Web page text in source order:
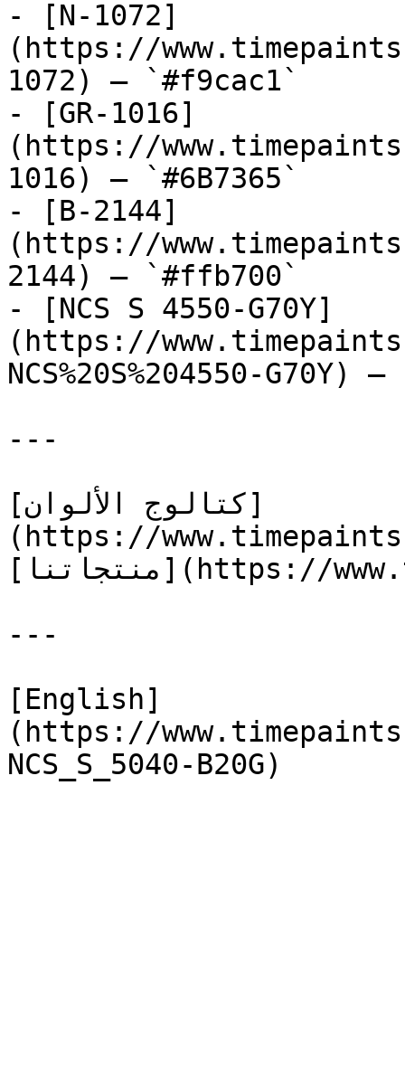
- [N-1072]
(https://
1072) — `#f9cac1`
- [GR-1016]
(https://
1016) — `#6B7365`
- [B-2144]
(https://
2144) — `#ffb700`
- [NCS S 4550-G70Y]
(https://
NCS%20S%204550-G70Y)
---
[كتالوج الألوان]
(https://
[منتجاتنا](https://www.timepaints.com/ar/products)
---
[English]
(https://
NCS_S_5040-B20G)